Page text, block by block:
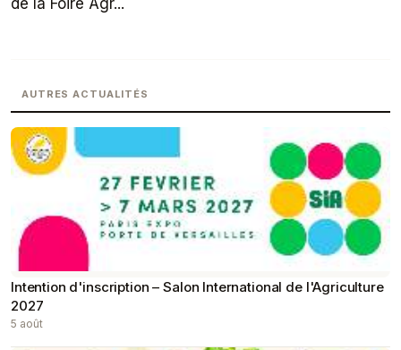
de la Foire Agr...
AUTRES ACTUALITÉS
Intention d'inscription – Salon International de l'Agriculture
2027
5 août